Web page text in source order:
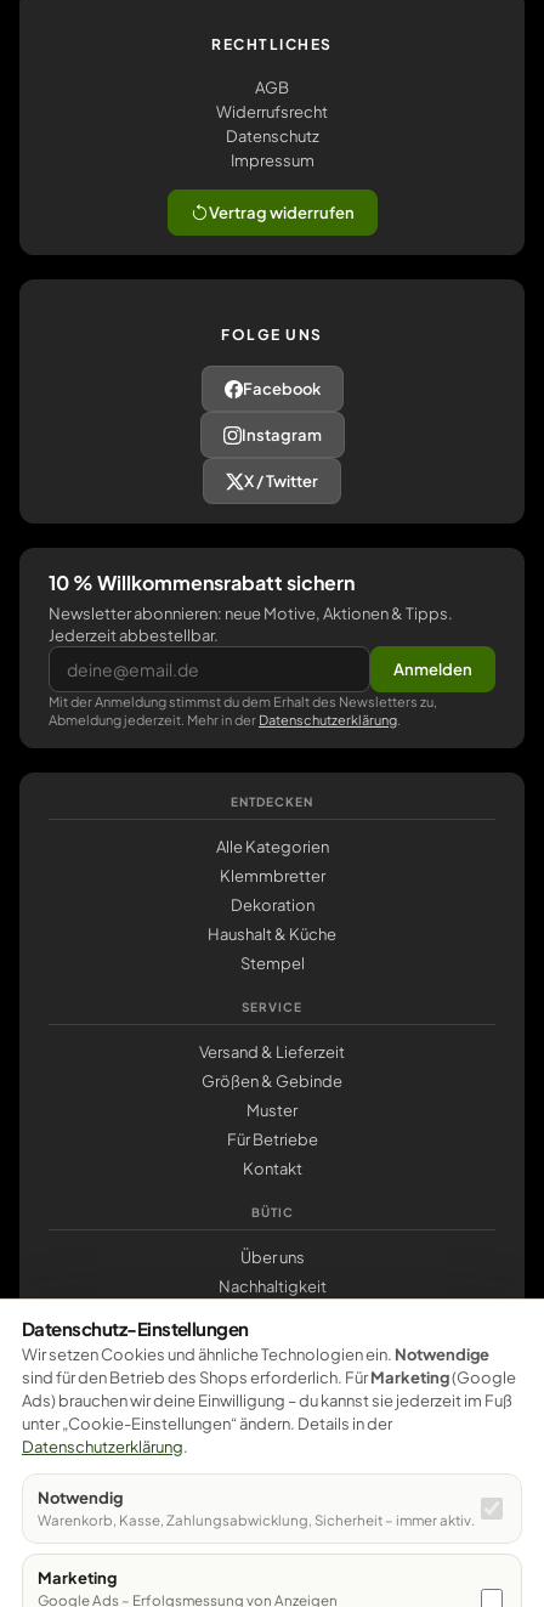
RECHTLICHES
AGB
Widerrufsrecht
Datenschutz
Impressum
Vertrag widerrufen
FOLGE UNS
Facebook
Instagram
X / Twitter
10 % Willkommensrabatt sichern
Newsletter abonnieren: neue Motive, Aktionen & Tipps.
Jederzeit abbestellbar.
Anmelden
Mit der Anmeldung stimmst du dem Erhalt des Newsletters zu,
Abmeldung jederzeit. Mehr in der Datenschutzerklärung
ENTDECKEN
Alle Kategorien
Klemmbretter
Dekoration
Haushalt & Küche
Stempel
SERVICE
Versand & Lieferzeit
Größen & Gebinde
Muster
Für Betriebe
Kontakt
BÜTIC
Über uns
Nachhaltigkeit
klemmbrett.de
Pay Pal VISA mastercard amazonpay
Google Pay
Sichere Bezahlung – weitere Zahlungsarten werden schrittweise
freigeschaltet.
© 2026 Bütic GmbH · Bahnhofstraße 12 · 07381 Pößneck
Datenschutz-Einstellungen
Wir setzen Cookies und ähnliche Technologien ein. Notwendige
sind für den Betrieb des Shops erforderlich. FürMarketing(Google
Ads) brauchen wir deine Einwilligung – du kannst sie jederzeit im Fuß
unter „Cookie-Einstellungen“ ändern. Details in der
Datenschutzerklärung.
Notwendig
Warenkorb, Kasse, Zahlungsabwicklung, Sicherheit – immer aktiv.
Marketing
Google Ads – Erfolgsmessung von Anzeigen